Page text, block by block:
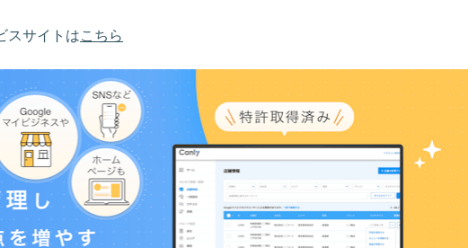
スサイトはこちら